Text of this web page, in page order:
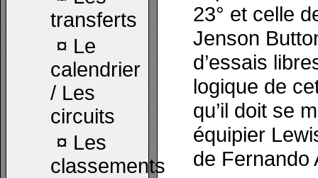
transferts
¤ Le
calendrier
/ Les
circuits
¤ Les
classements
23° et celle
Jenson
d’essais
logique de
qu’il doit se
équipier
de Fernando